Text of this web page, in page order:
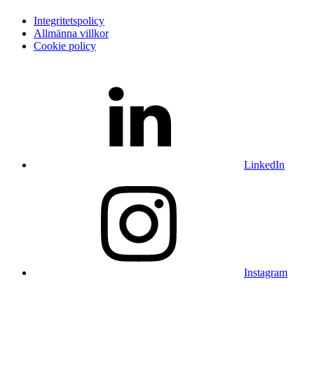
Integritetspolicy
Allmänna villkor
Cookie policy
LinkedIn
Instagram